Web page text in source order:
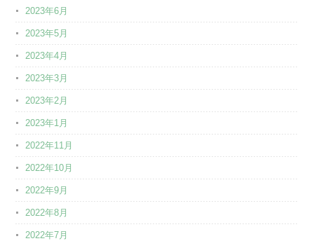
2023年6月
2023年5月
2023年4月
2023年3月
2023年2月
2023年1月
2022年11月
2022年10月
2022年9月
2022年8月
2022年7月